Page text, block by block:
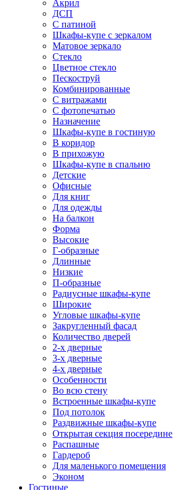
Акрил
ДСП
С патиной
Шкафы-купе с зеркалом
Матовое зеркало
Стекло
Цветное стекло
Пескоструй
Комбинированные
С витражами
С фотопечатью
Назначение
Шкафы-купе в гостиную
В коридор
В прихожую
Шкафы-купе в спальню
Детские
Офисные
Для книг
Для одежды
На балкон
Форма
Высокие
Г-образные
Длинные
Низкие
П-образные
Радиусные шкафы-купе
Широкие
Угловые шкафы-купе
Закругленный фасад
Количество дверей
2-х дверные
3-х дверные
4-х дверные
Особенности
Во всю стену
Встроенные шкафы-купе
Под потолок
Раздвижные шкафы-купе
Открытая секция посередине
Распашные
Гардероб
Для маленького помещения
Эконом
Гостиные